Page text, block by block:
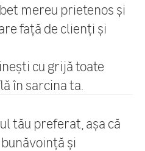
mereu prietenos și
față de clienți și
cu grijă toate
în sarcina ta.
tău preferat, așa că
și